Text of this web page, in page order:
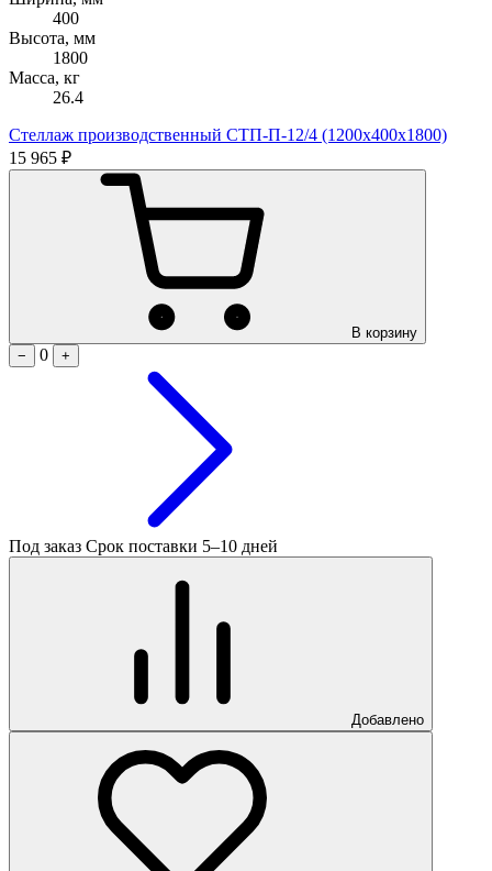
400
Высота, мм
1800
Масса, кг
26.4
Стеллаж производственный СТП-П-12/4 (1200х400х1800)
15 965 ₽
В корзину
−
0 +
Под заказ Срок поставки 5–10 дней
Добавлено